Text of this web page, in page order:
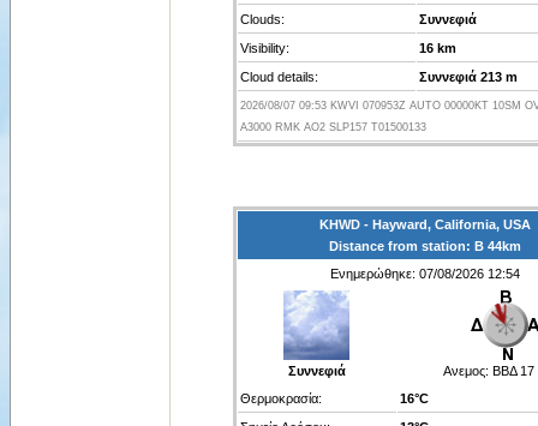
Clouds:
Συννεφιά
Visibility:
16 km
Cloud details:
Συννεφιά 213 m
2026/08/07 09:53 KWVI 070953Z AUTO 00000KT 10SM
A3000 RMK AO2 SLP157 T01500133
KHWD - Hayward, California, USA
Distance from station: Β 44km
Ενημερώθηκε: 07/08/2026 12:54
Συννεφιά Ανεμος: ΒΒΔ 17
Θερμοκρασία:
16°C